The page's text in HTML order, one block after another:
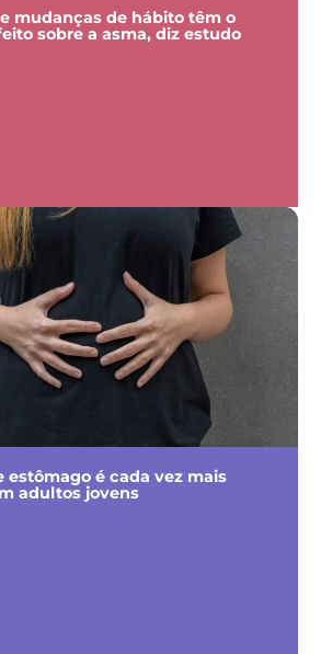
mudanças de hábito têm o
sobre a asma, diz estudo
estômago é cada vez mais
adultos jovens